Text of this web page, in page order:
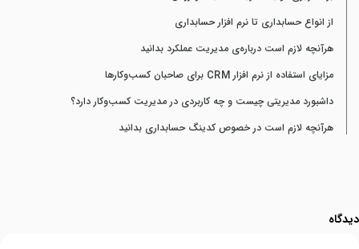
از انواع حسابداری تا نرم افزار حسابداری
هرآنچه لازم است درباره‌ی مدیریت عملکرد بدانید
مزایای استفاده از نرم افزار CRM برای صاحبان کسب‌وکارها
داشبورد مدیریتی چیست و چه کاربردی در مدیریت کسب‌وکار دارد؟
هرآنچه لازم است در خصوص کدینگ حسابداری بدانید
دیدگاه